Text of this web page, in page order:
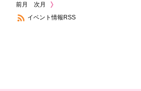
前月
次月
イベント情報RSS